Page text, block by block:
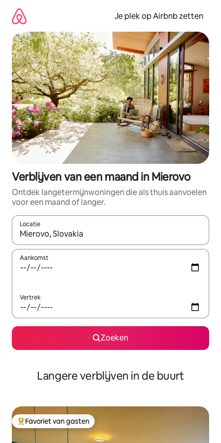
direct
naar
inhoud
Je plek op Airbnb zetten
Verblijven van een maand in Mierovo
Ontdek langetermijnwoningen die als thuis aanvoelen
voor een maand of langer.
Locatie
Wanneer er resultaten beschikbaar zijn, maak je een keuze
Aankomst
Vertrek
Zoeken
Langere verblijven in de buurt
Topfavoriet van gasten
Favoriet van gasten